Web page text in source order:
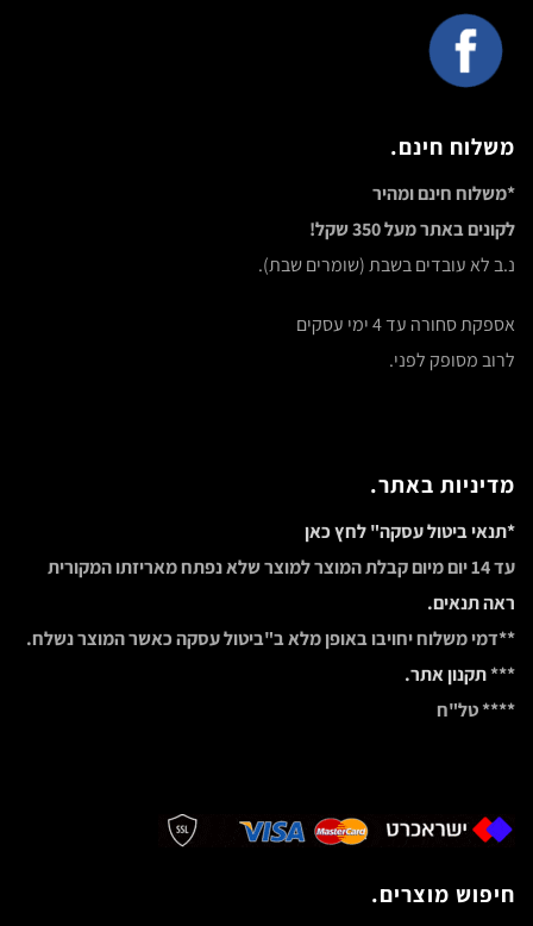
משלוח חינם.
*משלוח חינם ומהיר
לקונים באתר מעל 350 שקל!
נ.ב לא עובדים בשבת (שומרים שבת).
אספקת סחורה עד 4 ימי עסקים
לרוב מסופק לפני.
מדיניות באתר.
*תנאי ביטול עסקה" לחץ כאן
עד 14 יום מיום קבלת המוצר למוצר שלא נפתח מאריזתו המקורית
ראה תנאים.
**דמי משלוח יחויבו באופן מלא ב"ביטול עסקה כאשר המוצר נשלח.
***תקנון אתר.
**** טל"ח
חיפוש מוצרים.